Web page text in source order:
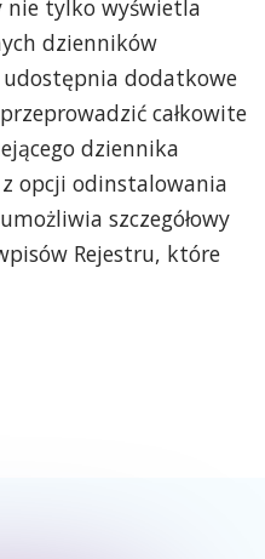
nie tylko wyświetla
dzienników
dodatkowe
całkowite
dziennika
opcji odinstalowania
szczegółowy
Rejestru, które